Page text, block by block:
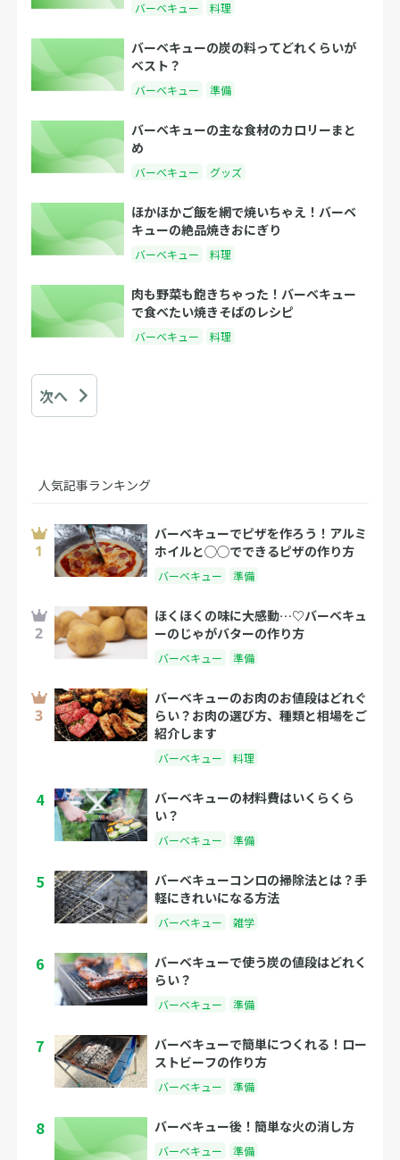
バーベキュー 料理
バーベキューの炭の料ってどれくらいが
ベスト？
バーベキュー 準備
バーベキューの主な食材のカロリーまと
め
バーベキュー グッズ
ほかほかご飯を網で焼いちゃえ！バーベ
キューの絶品焼きおにぎり
バーベキュー 料理
肉も野菜も飽きちゃった！バーベキュー
で食べたい焼きそばのレシピ
バーベキュー 料理
次へ
人気記事ランキング
バーベキューでピザを作ろう！アルミ
ホイルと◯◯でできるピザの作り方
バーベキュー 準備
ほくほくの味に大感動…♡バーベキュ
ーのじゃがバターの作り方
バーベキュー 準備
バーベキューのお肉のお値段はどれぐ
らい？お肉の選び方、種類と相場をご
紹介します
バーベキュー 料理
4
バーベキューの材料費はいくらくら
い？
バーベキュー 準備
5
バーベキューコンロの掃除法とは？手
軽にきれいになる方法
バーベキュー 雑学
6
バーベキューで使う炭の値段はどれく
らい？
バーベキュー 準備
7
バーベキューで簡単につくれる！ロー
ストビーフの作り方
バーベキュー 準備
8 バーベキュー後！簡単な火の消し方
バーベキュー 準備